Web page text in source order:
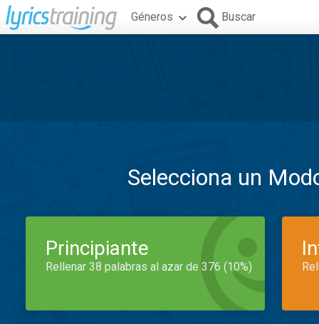
Géneros Buscar
Selecciona un
Principiante
Rellenar 38 palabras al azar de 376 (10%)